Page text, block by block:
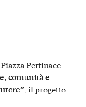
Pertinace
comunità e
, il progetto